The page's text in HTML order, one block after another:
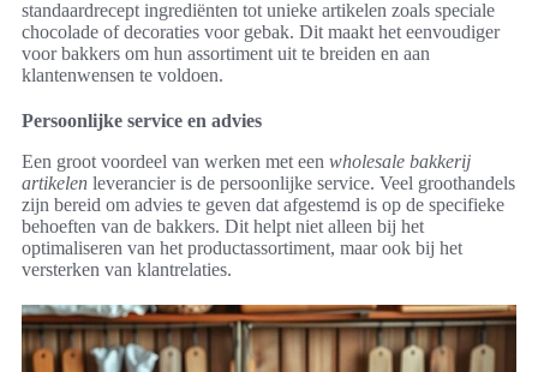
standaardrecept ingrediënten tot unieke artikelen zoals speciale
chocolade of decoraties voor gebak. Dit maakt het eenvoudiger
voor bakkers om hun assortiment uit te breiden en aan
klantenwensen te voldoen.
Persoonlijke service en advies
Een groot voordeel van werken met een wholesale bakkerij
artikelen leverancier is de persoonlijke service. Veel groothandels
zijn bereid om advies te geven dat afgestemd is op de specifieke
behoeften van de bakkers. Dit helpt niet alleen bij het
optimaliseren van het productassortiment, maar ook bij het
versterken van klantrelaties.